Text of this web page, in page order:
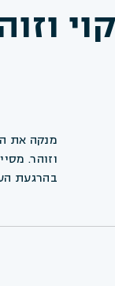
מנקה את
וזוהר.
בהרגעת